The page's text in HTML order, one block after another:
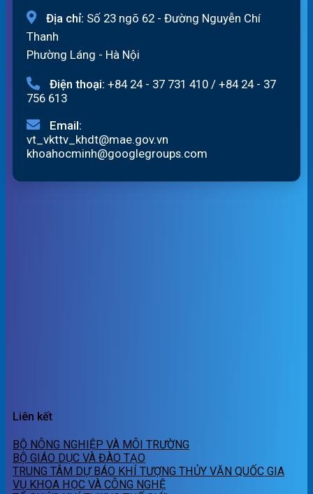
Địa chỉ: Số 23 ngõ 62 - Đường Nguyễn Chí
Thanh
Phường Láng - Hà Nội
Điện thoại: +84 24 - 37 731 410 / +84 24 - 37
756 613
Email:
vt_vkttv_khdt@mae.gov.vn
khoahocminh@googlegroups.com
Liên kết
BỘ NÔNG NGHIỆP VÀ MÔI TRƯỜNG
BỘ GIÁO DỤC VÀ ĐÀO TẠO
TRUNG TÂM DỰ BÁO KHÍ TƯỢNG THỦY VĂN QUỐC GIA
VỤ KHOA HỌC VÀ CÔNG NGHỆ